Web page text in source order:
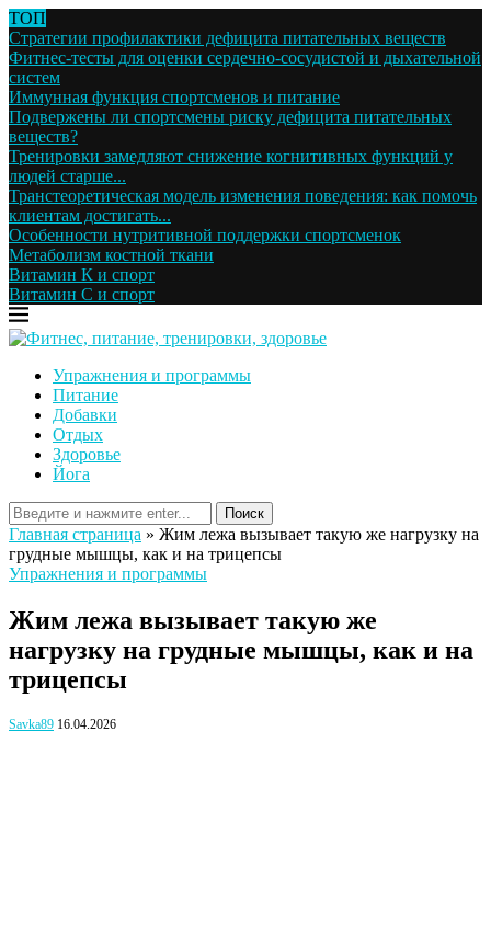
ТОП
Стратегии профилактики дефицита питательных веществ
Фитнес-тесты для оценки сердечно-сосудистой и дыхательной
систем
Иммунная функция спортсменов и питание
Подвержены ли спортсмены риску дефицита питательных
веществ?
Тренировки замедляют снижение когнитивных функций у
людей старше...
Транстеоретическая модель изменения поведения: как помочь
клиентам достигать...
Особенности нутритивной поддержки спортсменок
Метаболизм костной ткани
Витамин К и спорт
Витамин С и спорт
Упражнения и программы
Питание
Добавки
Отдых
Здоровье
Йога
Поиск
Главная страница » Жим лежа вызывает такую же нагрузку на
грудные мышцы, как и на трицепсы
Упражнения и программы
Жим лежа вызывает такую же
нагрузку на грудные мышцы, как и на
трицепсы
Savka89 16.04.2026